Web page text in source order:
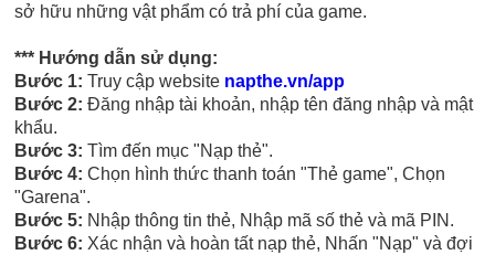
sở hữu những vật phẩm có trả phí của game.
*** Hướng dẫn sử dụng:
Bước 1: Truy cập website napthe.vn/app
Bước 2: Đăng nhập tài khoản, nhập tên đăng nhập và mật
khẩu.
Bước 3: Tìm đến mục "Nạp thẻ".
Bước 4: Chọn hình thức thanh toán "Thẻ game", Chọn
"Garena".
Bước 5: Nhập thông tin thẻ, Nhập mã số thẻ và mã PIN.
Bước 6: Xác nhận và hoàn tất nạp thẻ, Nhấn "Nạp" và đợi